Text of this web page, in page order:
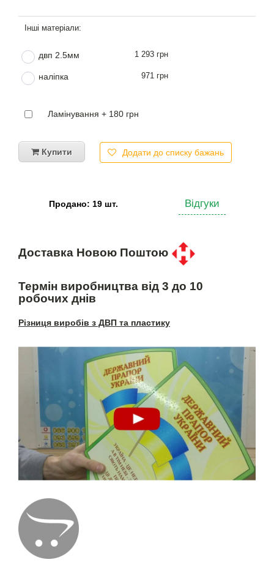
двп 2.5мм 1 293 грн
наліпка 971 грн
Ламінування + 180 грн
Купити Додати до списку бажань
Продано: 19 шт. Відгуки
Доставка Новою Поштою
Термін виробництва від 3 до 10
робочих днів
Різниця виробів з ДВП та пластику